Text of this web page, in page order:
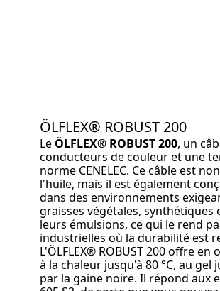
ÖLFLEX® ROBUST 200
Le ÖLFLEX® ROBUST 200, un
conducteurs de couleur et une
norme CENELEC. Ce câble est
l'huile, mais il est également
dans des environnements
graisses végétales, synthétiques
leurs émulsions, ce qui le rend
industrielles où la durabilité est
L'ÖLFLEX® ROBUST 200 offre
à la chaleur jusqu'à 80 °C, au
par la gaine noire. Il répond aux